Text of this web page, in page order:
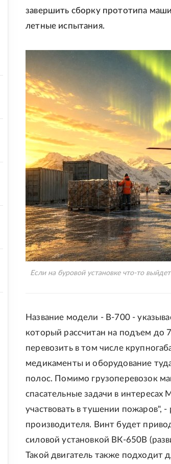
завершить сборку прототипа
летные испытания.
Если на буровой установке что-то
Название модели - В-700 -
который рассчитан на подъем до
перевозить в том числе
медикаменты и оборудование
полос. Помимо грузоперевозок
спасательные задачи в
участвовать в тушении пожаров",
производителя. Винт будет
силовой установкой ВК-650В
Такой двигатель также подходит